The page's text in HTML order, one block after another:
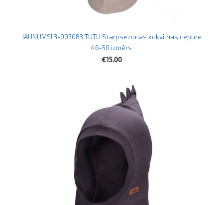
JAUNUMS! 3-007083 TUTU Starpsezonas kokvilnas cepure
46-50 izmērs
€15.00